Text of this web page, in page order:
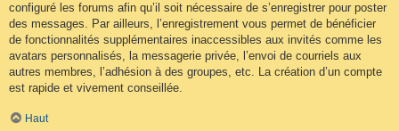
configuré les forums afin qu’il soit nécessaire de s’enregistrer pour poster
des messages. Par ailleurs, l’enregistrement vous permet de bénéficier
de fonctionnalités supplémentaires inaccessibles aux invités comme les
avatars personnalisés, la messagerie privée, l’envoi de courriels aux
autres membres, l’adhésion à des groupes, etc. La création d’un compte
est rapide et vivement conseillée.
Haut